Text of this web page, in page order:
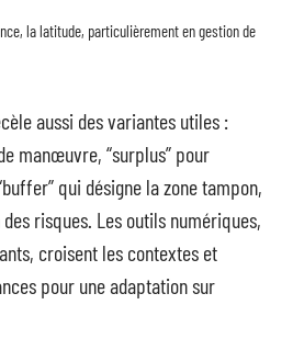
la latitude, particulièrement en gestion de
aussi des variantes utiles :
manœuvre, “surplus” pour
qui désigne la zone tampon,
risques. Les outils numériques,
croisent les contextes et
pour une adaptation sur